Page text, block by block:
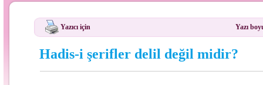
Yazıcı için Yazı
Hadis-i şerifler delil değil midir?